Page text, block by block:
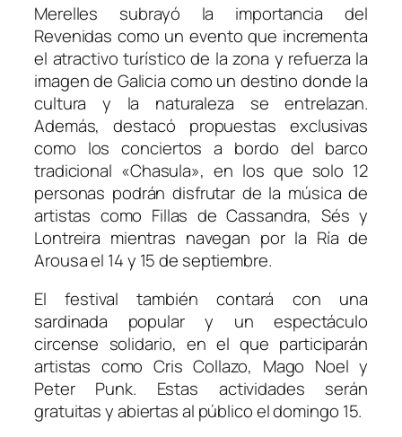
Merelles subrayó la importancia del
Revenidas como un evento que incrementa
el atractivo turístico de la zona y refuerza la
imagen de Galicia como un destino donde la
cultura y la naturaleza se entrelazan.
Además, destacó propuestas exclusivas
como los conciertos a bordo del barco
tradicional «Chasula», en los que solo 12
personas podrán disfrutar de la música de
artistas como Fillas de Cassandra, Sés y
Lontreira mientras navegan por la Ría de
Arousa el 14 y 15 de septiembre.
El festival también contará con una
sardinada popular y un espectáculo
circense solidario, en el que participarán
artistas como Cris Collazo, Mago Noel y
Peter Punk. Estas actividades serán
gratuitas y abiertas al público el domingo 15.